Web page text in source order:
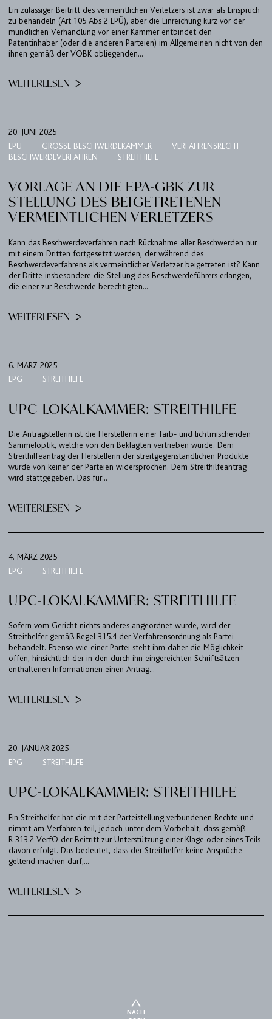
EXPERTISEN
UPC
KARRIERE
PORT
IMPRESSUM & DATENSCHUTZ
Ein zulässiger Beitritt des vermeintlichen Verletzers ist zwar als Einspruch
zu behandeln (Art 105 Abs 2 EPÜ), aber die Einreichung kurz vor der
mündlichen Verhandlung vor einer Kammer entbindet den
Patentinhaber (oder die anderen Parteien) im Allgemeinen nicht von den
ihnen gemäß der VOBK obliegenden...
WEITERLESEN
20. JUNI 2025
EPÜ
GROSSE BESCHWERDEKAMMER
VERFAHRENSRECHT
BESCHWERDEVERFAHREN
STREITHILFE
VORLAGE AN DIE EPA-GBK ZUR
STELLUNG DES BEIGETRETENEN
VERMEINTLICHEN VERLETZERS
Kann das Beschwerdeverfahren nach Rücknahme aller Beschwerden nur
mit einem Dritten fortgesetzt werden, der während des
Beschwerdeverfahrens als vermeintlicher Verletzer beigetreten ist? Kann
der Dritte insbesondere die Stellung des Beschwerdeführers erlangen,
die einer zur Beschwerde berechtigten...
WEITERLESEN
6. MÄRZ 2025
EPG
STREITHILFE
UPC-LOKALKAMMER: STREITHILFE
Die Antragstellerin ist die Herstellerin einer farb- und lichtmischenden
Sammeloptik, welche von den Beklagten vertrieben wurde. Dem
Streithilfeantrag der Herstellerin der streitgegenständlichen Produkte
wurde von keiner der Parteien widersprochen. Dem Streithilfeantrag
wird stattgegeben. Das für...
WEITERLESEN
4. MÄRZ 2025
EPG
STREITHILFE
UPC-LOKALKAMMER: STREITHILFE
Sofern vom Gericht nichts anderes angeordnet wurde, wird der
Streithelfer gemäß Regel 315.4 der Verfahrensordnung als Partei
behandelt. Ebenso wie einer Partei steht ihm daher die Möglichkeit
offen, hinsichtlich der in den durch ihn eingereichten Schriftsätzen
enthaltenen Informationen einen Antrag...
WEITERLESEN
20. JANUAR 2025
EPG
STREITHILFE
UPC-LOKALKAMMER: STREITHILFE
Ein Streithelfer hat die mit der Parteistellung verbundenen Rechte und
nimmt am Verfahren teil, jedoch unter dem Vorbehalt, dass gemäß
R 313.2 VerfO der Beitritt zur Unterstützung einer Klage oder eines Teils
davon erfolgt. Das bedeutet, dass der Streithelfer keine Ansprüche
geltend machen darf,...
WEITERLESEN
NACH